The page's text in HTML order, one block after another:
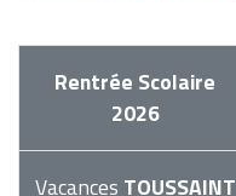
Rentrée Scolaire
2026
Vacances TOUSSAINT